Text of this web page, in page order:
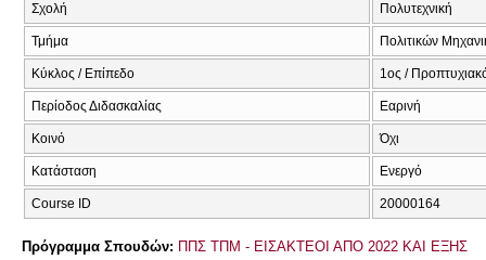
Σχολή Πολυτεχνική
Τμήμα Πολιτικών
Κύκλος / Επίπεδο 1ος /
Περίοδος Διδασκαλίας Εαρινή
Κοινό Όχι
Κατάσταση Ενεργό
Course ID 20000164
Πρόγραμμα Σπουδών: ΠΠΣ ΤΠΜ - ΕΙΣΑΚΤΕΟΙ ΑΠΟ 2022 ΚΑΙ ΕΞΗΣ